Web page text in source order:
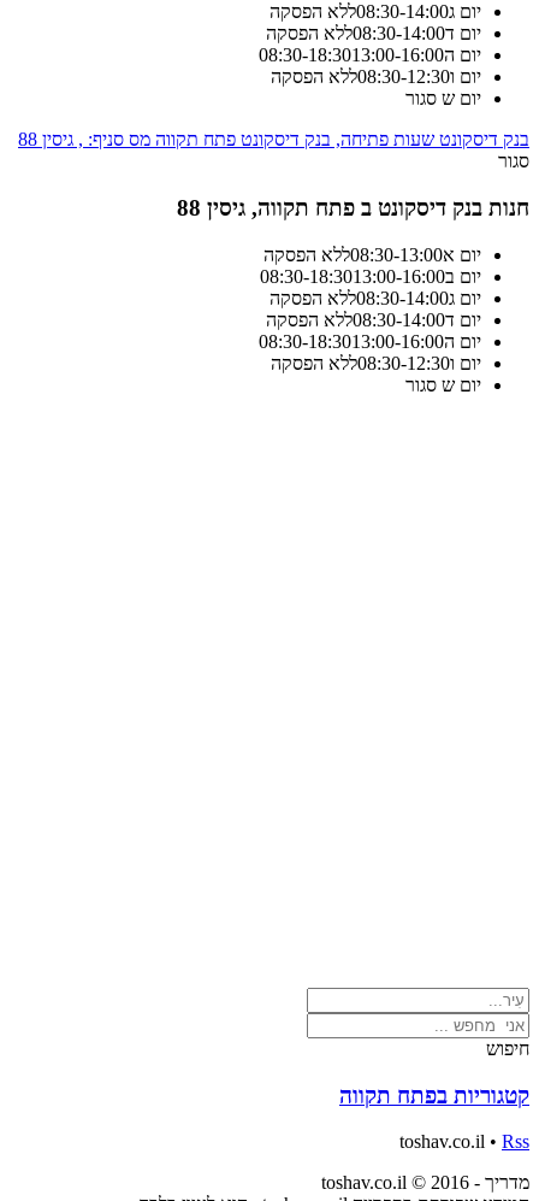
יום ג
08:30-14:00
ללא הפסקה
יום ד
08:30-14:00
ללא הפסקה
יום ה
08:30-18:3013:00-16:00
יום ו
08:30-12:30
ללא הפסקה
יום ש סגור
בנק דיסקונט שעות פתיחה, בנק דיסקונט פתח תקווה מס סניף: , גיסין 88
סגור
חנות בנק דיסקונט ב פתח תקווה, גיסין 88
יום א 08:30-13:00
ללא הפסקה
יום ב
08:30-18:3013:00-16:00
יום ג
08:30-14:00
ללא הפסקה
יום ד
08:30-14:00
ללא הפסקה
יום ה
08:30-18:3013:00-16:00
יום ו
08:30-12:30
ללא הפסקה
יום ש סגור
חיפוש
‏דף זה לא יכול לטעון את מפות Google כראוי.
האם האתר הזה בבעלותך? אישור
קטגוריות בפתח תקווה
toshav.co.il • Rss
מדריך - toshav.co.il © 2016